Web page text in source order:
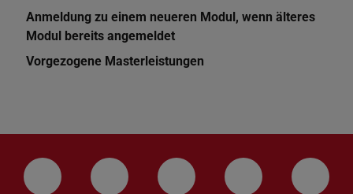
Anmeldung zu einem neueren Modul, wenn älteres
Modul bereits angemeldet
Vorgezogene Masterleistungen
LinkedIn-Seite der TU Darmstadt
Instagram-Kanal der TU
Bluesky-Kanal der TU
Facebook-